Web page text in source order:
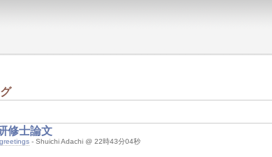
修士論文
- Shuichi Adachi @ 22時43分04秒